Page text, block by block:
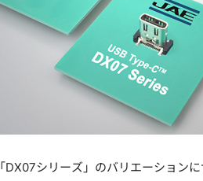
シリーズ」のバリエーション